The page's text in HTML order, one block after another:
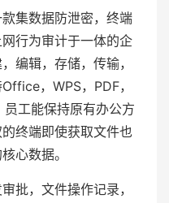
集数据防泄密，终端
行为审计于一体的企
编辑，存储，传输，
，WPS，PDF，
工能保持原有办公方
终端即使获取文件也
心数据。
批，文件操作记录，